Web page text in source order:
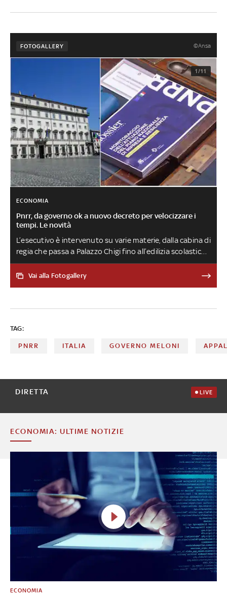
FOTOGALLERY ©Ansa
1/11
ECONOMIA
Pnrr, da governo ok a nuovo decreto per velocizzare i
tempi. Le novità
L’esecutivo è intervenuto su varie materie, dalla cabina di
regia che passa a Palazzo Chigi fino all’edilizia scolastica,
passando per le rinnovabili e gli appalti. Ecco tutte le
misure previste e che cosa cambia
Vai alla Fotogallery
TAG:
PNRR ITALIA GOVERNO MELONI
DIRETTA LIVE
ECONOMIA: ULTIME NOTIZIE
ECONOMIA